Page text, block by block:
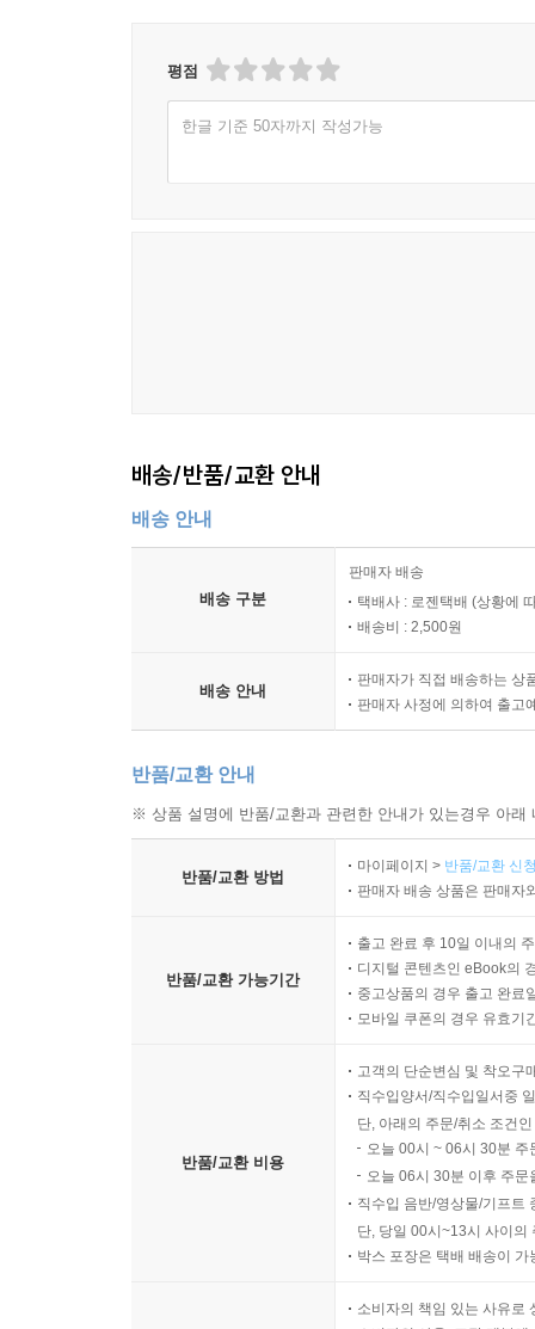
평점
한글 기준 50자까지 작성가능
배송/반품/교환 안내
배송 안내
배송 구분
판매자 배송
택배사 : 로젠택배 (상황에
배송비 : 2,500원
배송 안내
판매자가 직접 배송하는 상
판매자 사정에 의하여 출고
반품/교환 안내
※ 상품 설명에 반품/교환과 관련한 안내가 있는경우 아
반품/교환 방법
마이페이지 > 반품/교환 신
판매자 배송 상품은 판매자
반품/교환 가능기간
출고 완료 후 10일 이내의
디지털 콘텐츠인 eBook의
중고상품의 경우 출고 완료
모바일 쿠폰의 경우 유효기
반품/교환 비용
고객의 단순변심 및 착오구
직수입양서/직수입일서중
단, 아래의 주문/취소 조건
오늘 00시 ~ 06시 30분
오늘 06시 30분 이후 주
직수입 음반/영상물/기프트
단, 당일 00시~13시 사이의
박스 포장은 택배 배송이
소비자의 책임 있는 사유로